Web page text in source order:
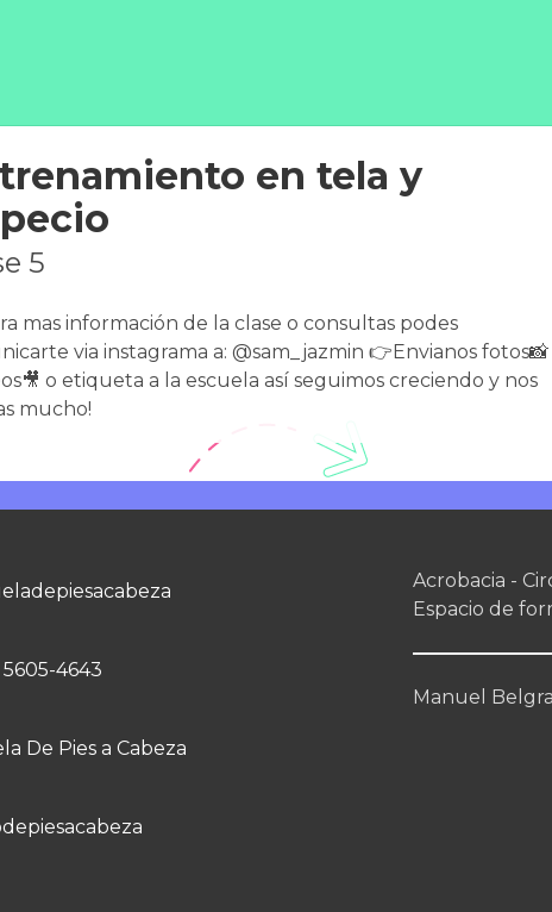
en tela y
5
mas información de la clase o consultas podes
via instagrama a: @sam_jazmin 👉Envianos fotos📸
o etiqueta a la escuela así seguimos creciendo y nos
mucho!
5605-4643
De Pies a Cabeza
Acrobacia -
Espacio de
Manuel